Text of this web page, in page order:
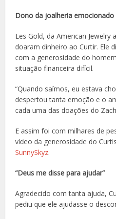
Dono da joalheria emocionado
Les Gold, da American Jewelry
doaram dinheiro ao Curtir. Ele
com a generosidade do
situação financeira difícil.
“Quando saímos, eu estava
despertou tanta emoção e o
cada uma das doações do
E assim foi com milhares de
vídeo da generosidade do
SunnySkyz.
“Deus me disse para ajudar”
Agradecido com tanta ajuda,
pediu que ele ajudasse o